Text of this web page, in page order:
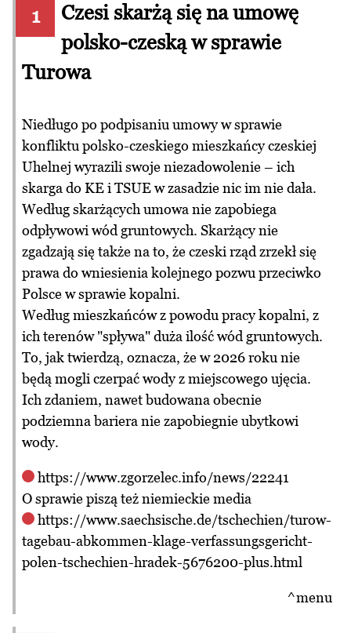
1
Czesi skarżą się na umowę
polsko-czeską w sprawie
Turowa
Niedługo po podpisaniu umowy w sprawie
konfliktu polsko-czeskiego mieszkańcy czeskiej
Uhelnej wyrazili swoje niezadowolenie – ich
skarga do KE i TSUE w zasadzie nic im nie dała.
Według skarżących umowa nie zapobiega
odpływowi wód gruntowych. Skarżący nie
zgadzają się także na to, że czeski rząd zrzekł się
prawa do wniesienia kolejnego pozwu przeciwko
Polsce w sprawie kopalni.
Według mieszkańców z powodu pracy kopalni, z
ich terenów "spływa" duża ilość wód gruntowych.
To, jak twierdzą, oznacza, że w 2026 roku nie
będą mogli czerpać wody z miejscowego ujęcia.
Ich zdaniem, nawet budowana obecnie
podziemna bariera nie zapobiegnie ubytkowi
wody.
https://www.zgorzelec.info/news/22241
O sprawie piszą też niemieckie media
https://www.saechsische.de/tschechien/turow-
tagebau-abkommen-klage-verfassungsgericht-
polen-tschechien-hradek-5676200-plus.html
^menu